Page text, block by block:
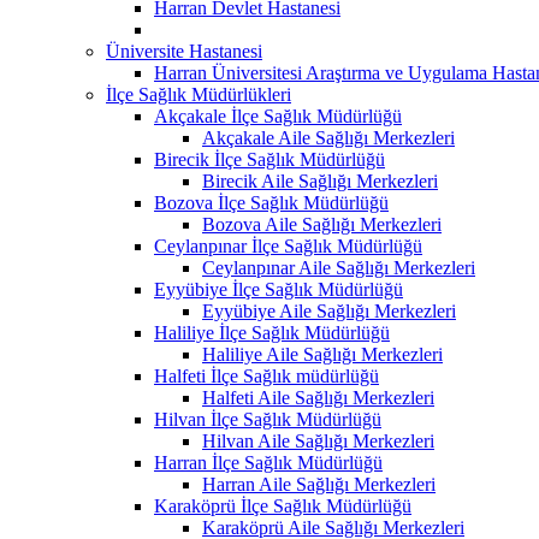
Harran Devlet Hastanesi
Üniversite Hastanesi
Harran Üniversitesi Araştırma ve Uygulama
İlçe Sağlık Müdürlükleri
Akçakale İlçe Sağlık Müdürlüğü
Akçakale Aile Sağlığı Merkezleri
Birecik İlçe Sağlık Müdürlüğü
Birecik Aile Sağlığı Merkezleri
Bozova İlçe Sağlık Müdürlüğü
Bozova Aile Sağlığı Merkezleri
Ceylanpınar İlçe Sağlık Müdürlüğü
Ceylanpınar Aile Sağlığı Merkezleri
Eyyübiye İlçe Sağlık Müdürlüğü
Eyyübiye Aile Sağlığı Merkezleri
Haliliye İlçe Sağlık Müdürlüğü
Haliliye Aile Sağlığı Merkezleri
Halfeti İlçe Sağlık müdürlüğü
Halfeti Aile Sağlığı Merkezleri
Hilvan İlçe Sağlık Müdürlüğü
Hilvan Aile Sağlığı Merkezleri
Harran İlçe Sağlık Müdürlüğü
Harran Aile Sağlığı Merkezleri
Karaköprü İlçe Sağlık Müdürlüğü
Karaköprü Aile Sağlığı Merkezleri